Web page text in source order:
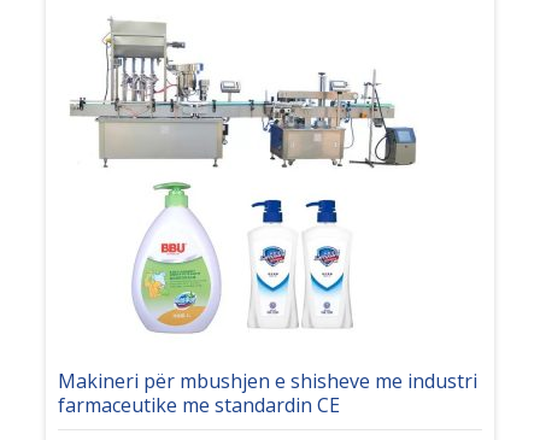
Makineri për mbushjen e shisheve me industri
farmaceutike me standardin CE